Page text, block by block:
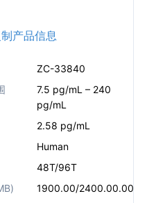
产品信息
ZC-33840
7.5 pg/mL – 240
pg/mL
2.58 pg/mL
Human
48T/96T
1900.00/2400.00.00